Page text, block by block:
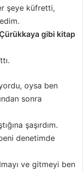
şeye küfretti,
gibi kitap
oysa ben
sonra
şaşırdım.
denetimde
ve gitmeyi ben